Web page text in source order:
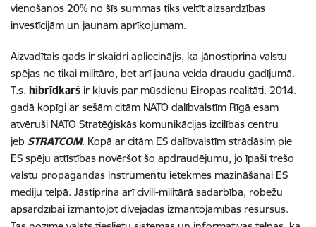
vienošanos 20% no šīs summas tiks veltīt aizsardzības
investīcijām un jaunam aprīkojumam.
Aizvadītais gads ir skaidri apliecinājis, ka jānostiprina valstu
spējas ne tikai militāro, bet arī jauna veida draudu gadījumā.
T.s. hibrīdkarš ir kļuvis par mūsdienu Eiropas realitāti. 2014.
gadā kopīgi ar sešām citām NATO dalībvalstīm Rīgā esam
atvēruši NATO Stratēģiskās komunikācijas izcilības centru
jeb STRATCOM. Kopā ar citām ES dalībvalstīm strādāsim pie
ES spēju attīstības novēršot šo apdraudējumu, jo īpaši trešo
valstu propagandas instrumentu ietekmes mazināšanai ES
mediju telpā. Jāstiprina arī civili-militārā sadarbība, robežu
apsardzībai izmantojot divējādas izmantojamības resursus.